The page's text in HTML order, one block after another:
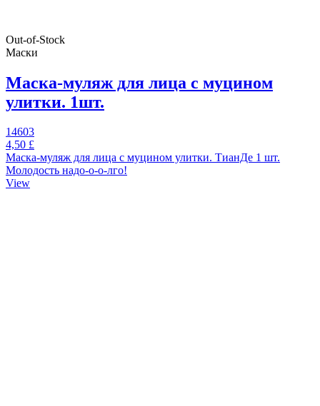
Out-of-Stock
Маски
Маска-муляж для лица с муцином
улитки. 1шт.
14603
4,50 £
Маска-муляж для лица с муцином улитки. ТианДе 1 шт.
Молодость надо-о-о-лго!
View